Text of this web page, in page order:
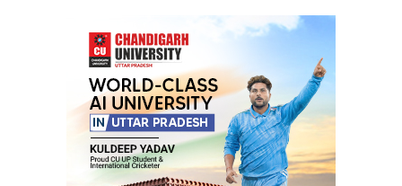
Your E-mail*
Submit Comment